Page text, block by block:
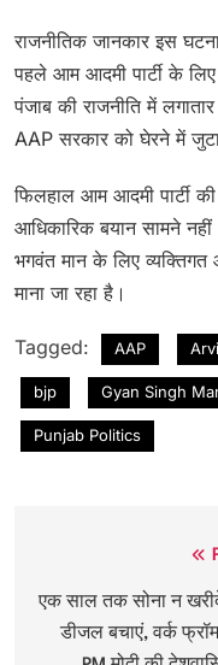
राजनीतिक जानकार इस
पहले आम आदमी पार्टी के
पंजाब की राजनीति में
AAP सरकार को घेरने में
फिलहाल आम आदमी पार्टी
आधिकारिक बयान सामने
भगवंत मान के लिए व्यक्तिगत
माना जा रहा है।
Tagged: AAP
bjp Gyan Singh
Punjab Politics
navigation
एक साल तक सोना न
डीजल बचाएं, वर्क